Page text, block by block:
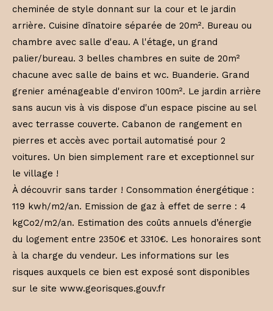
cheminée de style donnant sur la cour et le jardin
arrière. Cuisine dînatoire séparée de 20m². Bureau ou
chambre avec salle d'eau. A l'étage, un grand
palier/bureau. 3 belles chambres en suite de 20m²
chacune avec salle de bains et wc. Buanderie. Grand
grenier aménageable d'environ 100m². Le jardin arrière
sans aucun vis à vis dispose d'un espace piscine au sel
avec terrasse couverte. Cabanon de rangement en
pierres et accès avec portail automatisé pour 2
voitures. Un bien simplement rare et exceptionnel sur
le village !
À découvrir sans tarder ! Consommation énergétique :
119 kwh/m2/an. Emission de gaz à effet de serre : 4
kgCo2/m2/an. Estimation des coûts annuels d’énergie
du logement entre 2350€ et 3310€. Les honoraires sont
à la charge du vendeur. Les informations sur les
risques auxquels ce bien est exposé sont disponibles
sur le site www.georisques.gouv.fr